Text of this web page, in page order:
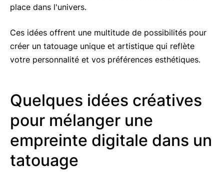
place dans l'univers.
Ces idées offrent une multitude de possibilités pour
créer un tatouage unique et artistique qui reflète
votre personnalité et vos préférences esthétiques.
Quelques idées créatives
pour mélanger une
empreinte digitale dans un
tatouage